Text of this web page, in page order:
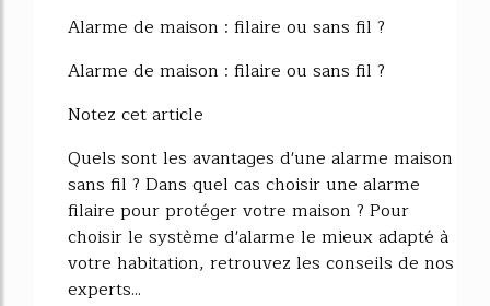
Alarme de maison : filaire ou sans fil ?
Alarme de maison : filaire ou sans fil ?
Notez cet article
Quels sont les avantages d'une alarme maison
sans fil ? Dans quel cas choisir une alarme
filaire pour protéger votre maison ? Pour
choisir le système d'alarme le mieux adapté à
votre habitation, retrouvez les conseils de nos
experts...